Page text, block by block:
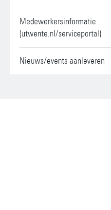
Medewerkersinformatie
(utwente.nl/serviceportal)
Nieuws/events aanleveren